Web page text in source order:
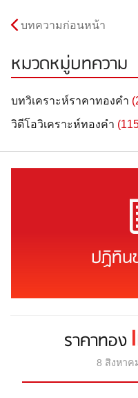
บทความก่อนหน้า
หมวดหมู่บทความ
บทวิเคราะห์ราคาทองคำ
วิดีโอวิเคราะห์ทองคำ
ปฏิทิน
ราคาทอง
8 สิงหาค